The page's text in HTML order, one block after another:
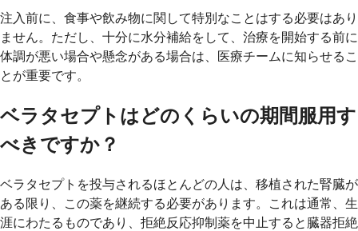
注入前に、食事や飲み物に関して特別なことはする必要はあり
ません。ただし、十分に水分補給をして、治療を開始する前に
体調が悪い場合や懸念がある場合は、医療チームに知らせるこ
とが重要です。
ベラタセプトはどのくらいの期間服用す
べきですか？
ベラタセプトを投与されるほとんどの人は、移植された腎臓が
ある限り、この薬を継続する必要があります。これは通常、生
涯にわたるものであり、拒絶反応抑制薬を中止すると臓器拒絶